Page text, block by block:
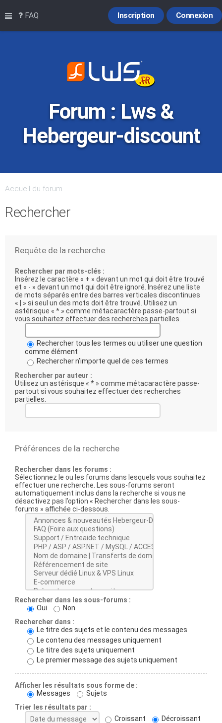
Raccourcis
FAQ Connexion
Inscription
Forum : Lws &
Hebergeur-discount
Accueil du forum
Rechercher
Requête de la recherche
Rechercher par mots-clés :
Insérez le caractère « + » devant un mot qui doit être trouvé
et « - » devant un mot qui doit être ignoré. Insérez une liste
de mots séparés entre des barres verticales discontinues
« | » si seul un des mots doit être trouvé. Utilisez un
astérisque « * » comme métacaractère passe-partout si
vous souhaitez effectuer des recherches partielles.
Rechercher tous les termes ou utiliser une question
comme élément
Rechercher n’importe quel de ces termes
Rechercher par auteur :
Utilisez un astérisque « * » comme métacaractère passe-
partout si vous souhaitez effectuer des recherches
partielles.
Préférences de la recherche
Rechercher dans les forums :
Sélectionnez le ou les forums dans lesquels vous souhaitez
effectuer une recherche. Les sous-forums seront
automatiquement inclus dans la recherche si vous ne
désactivez pas l’option « Rechercher dans les sous-
forums » affichée ci-dessous.
Rechercher dans les sous-forums :
Oui
Non
Rechercher dans :
Le titre des sujets et le contenu des messages
Le contenu des messages uniquement
Le titre des sujets uniquement
Le premier message des sujets uniquement
Afficher les résultats sous forme de :
Messages
Sujets
Trier les résultats par :
Croissant
Décroissant